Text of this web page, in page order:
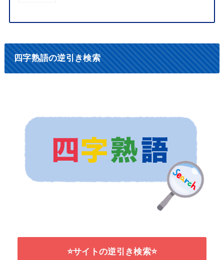
四字熟語の逆引き検索
⭐サイトの逆引き検索⭐